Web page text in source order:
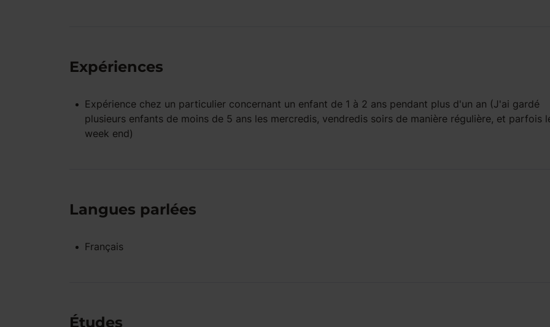
Expériences
Expérience chez un particulierconcernant un enfant de 1 à 2 anspendant plus d'un an (J'ai gardé
plusieurs enfants de moins de 5 ans les mercredis, vendredis soirs de manière régulière, et parfois
week end)
Langues parlées
Français
Études